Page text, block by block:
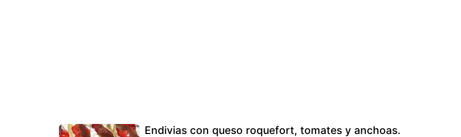
Endivias con queso roquefort, tomates y anchoas.